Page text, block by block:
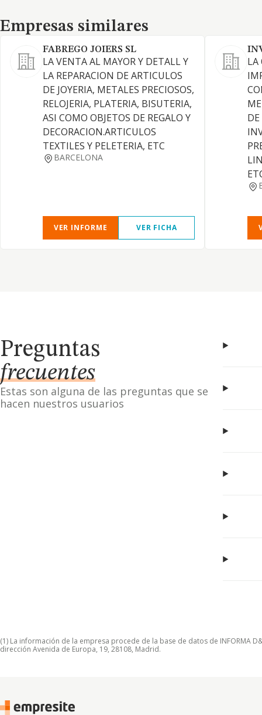
Empresas similares
Empresas similares
FABREGO JOIERS SL
LA VENTA AL MAYOR Y DETALL Y
LA REPARACION DE ARTICULOS
DE JOYERIA, METALES PRECIOSOS,
RELOJERIA, PLATERIA, BISUTERIA,
ASI COMO OBJETOS DE REGALO Y
DECORACION.ARTICULOS
TEXTILES Y PELETERIA, ETC
BARCELONA
VER INFORME VER FICHA
LA
Preguntas
frecuentes
Estas son alguna de las preguntas que se
hacen nuestros usuarios
(1) La información de la empresa procede de la base de datos de INFORMA
dirección Avenida de Europa, 19, 28108, Madrid.